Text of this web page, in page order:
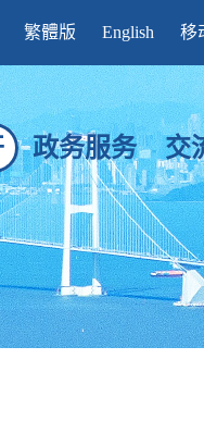
繁體版 English 移
政务服务 交